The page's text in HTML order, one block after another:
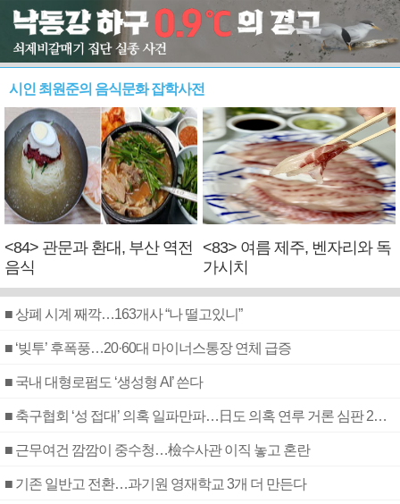
시인 최원준의 음식문화 잡학사전
<84> 관문과 환대, 부산 역전
음식
<83> 여름 제주, 벤자리와 독
가시치
■ 상폐 시계 째깍…163개사 “나 떨고있니”
■ ‘빚투’ 후폭풍…20·60대 마이너스통장 연체 급증
■ 국내 대형로펌도 ‘생성형 AI’ 쓴다
■ 축구협회 ‘성 접대’ 의혹 일파만파…日도 의혹 연루 거론 심판 2명 조사
■ 근무여건 깜깜이 중수청…檢수사관 이직 놓고 혼란
■ 기존 일반고 전환…과기원 영재학교 3개 더 만든다